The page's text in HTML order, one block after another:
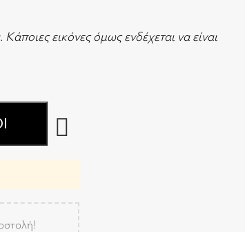
εικόνες όμως ενδέχεται να είναι